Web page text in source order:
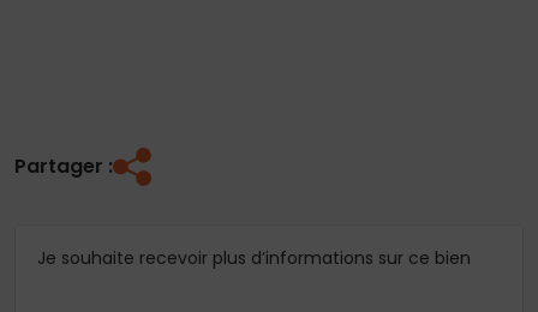
Partager :
Je souhaite recevoir plus d’informations sur ce bien